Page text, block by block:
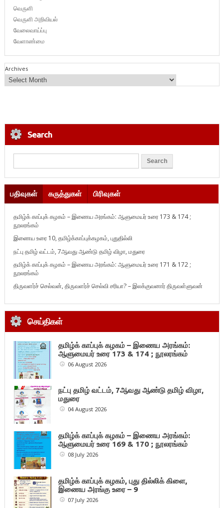
வெருளி
வெருளி அறிவியல்
வேலைவாய்ப்பு
வேளாண்மை
Archives
Search
பதிவுகள் கருத்துகள் பிரிவுகள்
தமிழ்க் காப்புக் கழகம் – இணைய அரங்கம்: ஆளுமையர் உரை 173 & 174 ;
நூலரங்கம்
இணைய உரை 10, தமிழ்க்காப்புக்கழகம், புதுதில்லி
நட்பு தமிழ் வட்டம், 7ஆவது ஆண்டு தமிழ் விழா, மதுரை
தமிழ்க் காப்புக் கழகம் – இணைய அரங்கம்: ஆளுமையர் உரை 171 & 172 ;
நூலரங்கம்
திருவளர்ச் செல்வன், திருவளர்ச் செல்வி சரியா? – இலக்குவனார் திருவள்ளுவன்
செய்திகள்
தமிழ்க் காப்புக் கழகம் – இணைய அரங்கம்:
ஆளுமையர் உரை 173 & 174 ; நூலரங்கம்
06 August 2026
நட்பு தமிழ் வட்டம், 7ஆவது ஆண்டு தமிழ் விழா,
மதுரை
04 August 2026
தமிழ்க் காப்புக் கழகம் – இணைய அரங்கம்:
ஆளுமையர் உரை 169 & 170 ; நூலரங்கம்
08 July 2026
தமிழ்க் காப்புக் கழகம், புது தில்லிக் கிளை,
இணைய அரங்கு உரை – 9
07 July 2026